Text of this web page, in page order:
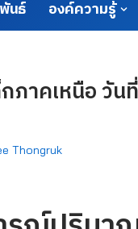
นธ์ องค์ความรู้
ภาคเหนือ วัน
Thongruk